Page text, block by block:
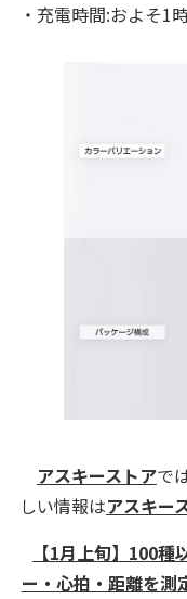
・充電時間:およそ1
アスキーストアで
しい情報はアスキー
【1月上旬】100
ー・心拍・距離を測